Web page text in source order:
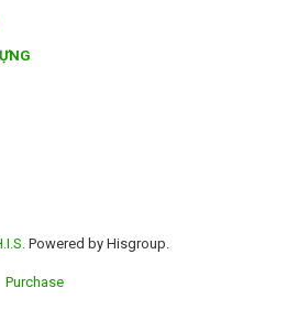
Powered by Hisgroup.
Purchase